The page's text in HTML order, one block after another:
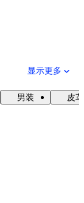
显示更多
男装 皮